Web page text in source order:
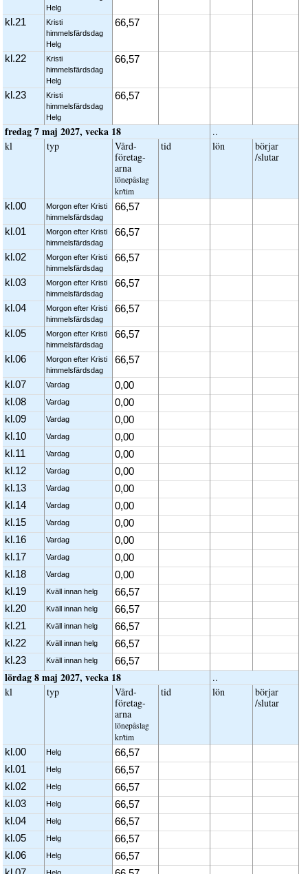
Helg
kl.21
Kristi
himmelsfärdsdag
Helg
66,57
kl.22
Kristi
himmelsfärdsdag
Helg
66,57
kl.23
Kristi
himmelsfärdsdag
Helg
66,57
fredag 7 maj 2027, vecka 18
..
kl
typ
Vård­
företag­
arna
löne­påslag
kr/tim
tid lön
börjar
/slutar
kl.00
Morgon efter Kristi
himmelsfärdsdag
66,57
kl.01
Morgon efter Kristi
himmelsfärdsdag
66,57
kl.02
Morgon efter Kristi
himmelsfärdsdag
66,57
kl.03
Morgon efter Kristi
himmelsfärdsdag
66,57
kl.04
Morgon efter Kristi
himmelsfärdsdag
66,57
kl.05
Morgon efter Kristi
himmelsfärdsdag
66,57
kl.06
Morgon efter Kristi
himmelsfärdsdag
66,57
kl.07 Vardag
0,00
kl.08
Vardag
0,00
kl.09
Vardag
0,00
kl.10
Vardag
0,00
kl.11
Vardag
0,00
kl.12
Vardag
0,00
kl.13
Vardag
0,00
kl.14
Vardag
0,00
kl.15
Vardag
0,00
kl.16
Vardag
0,00
kl.17
Vardag
0,00
kl.18
Vardag
0,00
kl.19
Kväll innan helg
66,57
kl.20
Kväll innan helg
66,57
kl.21
Kväll innan helg
66,57
kl.22
Kväll innan helg
66,57
kl.23
Kväll innan helg 66,57
lördag 8 maj 2027, vecka 18
..
kl
typ
Vård­
företag­
arna
löne­påslag
kr/tim
tid lön
börjar
/slutar
kl.00 Helg
66,57
kl.01
Helg
66,57
kl.02
Helg
66,57
kl.03
Helg
66,57
kl.04
Helg
66,57
kl.05
Helg
66,57
kl.06
Helg
66,57
Helg